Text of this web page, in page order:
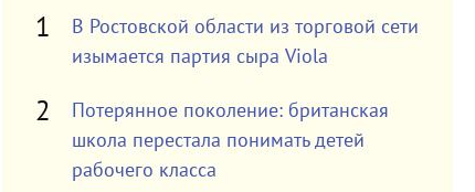
В Ростовской области из торговой сети
изымается партия сыра Viola
Потерянное поколение: британская
школа перестала понимать детей
рабочего класса